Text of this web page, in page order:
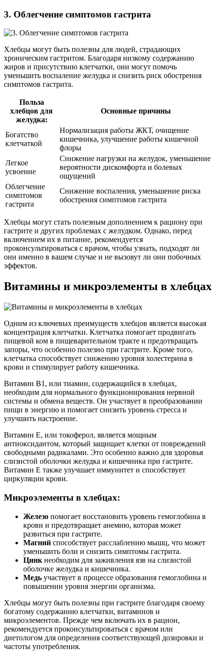
3. Облегчение симптомов гастрита
Хлебцы могут быть полезны для людей, страдающих
хроническим гастритом. Благодаря низкому содержанию
жиров и присутствию клетчатки, они могут помочь
уменьшить воспаление желудка и снизить риск обострения
симптомов гастрита.
Польза
хлебцов для
желудка:
Основные причины
Богатство
клетчаткой
Нормализация работы ЖКТ, очищение
кишечника, улучшение работы кишечной
флоры
Легкое
усвоение
Снижение нагрузки на желудок, уменьшение
вероятности дискомфорта и болевых
ощущений
Облегчение
симптомов
гастрита
Снижение воспаления, уменьшение риска
обострения симптомов гастрита
Хлебцы могут стать полезным дополнением к рациону при
гастрите и других проблемах с желудком. Однако, перед
включением их в питание, рекомендуется
проконсультироваться с врачом, чтобы узнать, подходят ли
они именно в вашем случае и не вызовут ли они побочных
эффектов.
Витамины и микроэлементы в хлебцах
Одним из ключевых преимуществ хлебцов является высокая
концентрация клетчатки. Клетчатка помогает продвигать
пищевой ком в пищеварительном тракте и предотвращать
запоры, что особенно полезно при гастрите. Кроме того,
клетчатка способствует снижению уровня холестерина в
крови и стимулирует работу кишечника.
Витамин В1, или тиамин, содержащийся в хлебцах,
необходим для нормального функционирования нервной
системы и обмена веществ. Он участвует в преобразовании
пищи в энергию и помогает снизить уровень стресса и
улучшить настроение.
Витамин Е, или токоферол, является мощным
антиоксидантом, который защищает клетки от повреждений
свободными радикалами. Это особенно важно для здоровья
слизистой оболочки желудка и кишечника при гастрите.
Витамин Е также улучшает иммунитет и способствует
циркуляции крови.
Микроэлементы в хлебцах:
Железо помогает восстановить уровень гемоглобина в
крови и предотвращает анемию, которая может
развиться при гастрите.
Магний способствует расслаблению мышц, что может
уменьшить боли и снизить симптомы гастрита.
Цинк необходим для заживления язв на слизистой
оболочке желудка и кишечника.
Медь участвует в процессе образования гемоглобина и
повышении уровня энергии организма.
Хлебцы могут быть полезны при гастрите благодаря своему
богатому содержанию клетчатки, витаминов и
микроэлементов. Прежде чем включать их в рацион,
рекомендуется проконсультироваться с врачом или
диетологом для определения соответствующей дозировки и
частоты употребления.